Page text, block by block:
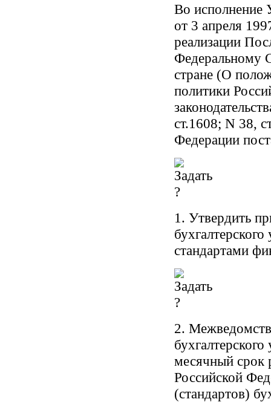
Во исполнение
от 3 апреля
реализации
Федеральному
стране (О
политики
ст.1608; N 38,
Федерации
1. Утвердить
стандартами
2.
месячный срок
Российской
(стандартов)